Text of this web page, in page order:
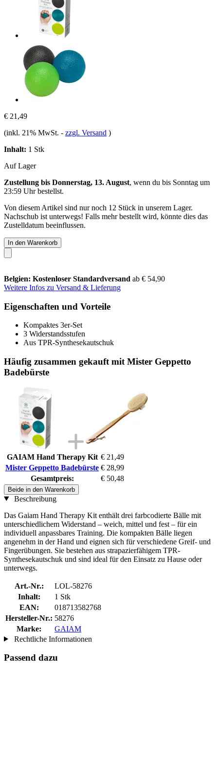
€ 21,49
(inkl. 21% MwSt. - zzgl. Versand )
Inhalt: 1 Stk
Auf Lager
Zustellung bis Donnerstag, 13. August, wenn du bis Sonntag um
23:59 Uhrbestellst.
Von diesem Artikel sind nur noch 12 Stück in unserem Lager.
Nachschub ist unterwegs! Falls mehr bestellt wird, könnte dies das
Zustelldatum beeinflussen.
In den Warenkorb
Belgien: Kostenloser Standardversand ab € 54,90
Weitere Infos zu Versand & Lieferung
Eigenschaften und Vorteile
Kompaktes 3er-Set
3 Widerstandsstufen
Aus TPR-Synthesekautschuk
Häufig zusammen gekauft mit Mister Geppetto
Badebürste
GAIAM Hand Therapy Kit € 21,49
Mister Geppetto Badebürste € 28,99
Gesamtpreis:
€ 50,48
Beide in den Warenkorb
Beschreibung
Das Gaiam Hand Therapy Kit enthält drei farbcodierte Bälle mit
unterschiedlichem Widerstand – weich, mittel und fest – für ein
individuell anpassbares Training. Die kompakten Bälle liegen
angenehm in der Hand und eignen sich für verschiedene Greif- und
Fingerübungen. Sie bestehen aus strapazierfähigem TPR-
Synthesekautschuk und sind ideal für den Einsatz zu Hause oder
unterwegs.
Art.-Nr.:
LOL-58276
Inhalt:
1 Stk
EAN:
018713582768
Hersteller-Nr.: 58276
Marke:
GAIAM
Rechtliche Informationen
Passend dazu